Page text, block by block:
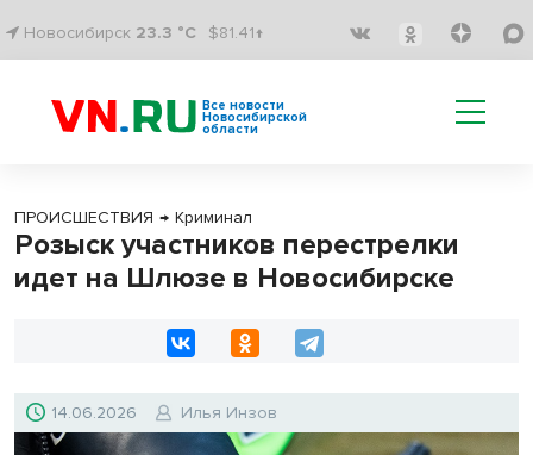
Новосибирск 23.3 °C $81.41↑
Все новости
Новосибирской
области
ПРОИСШЕСТВИЯ → Криминал
Розыск участников перестрелки
идет на Шлюзе в Новосибирске
14.06.2026 Илья Инзов